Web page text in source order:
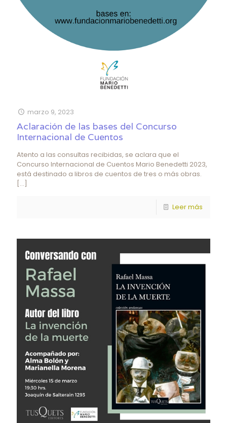
marzo 9, 2023
Aclaración de las bases del Concurso
Internacional de Cuentos
Atento a las consultas recibidas, se aclara que el
Concurso Internacional de Cuentos Mario Benedetti 2023,
está destinado a libros de cuentos de tres o más obras.
[…]
Leer más